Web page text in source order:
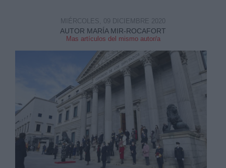
AUTOR MARÍA MIR-ROCAFORT
Mas artículos del mismo autor/a
MIÉRCOLES, 09 DICIEMBRE 2020